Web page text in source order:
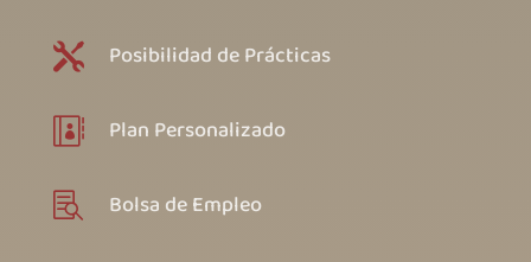
 Posibilidad de Prácticas
 Plan Personalizado
 Bolsa de Empleo